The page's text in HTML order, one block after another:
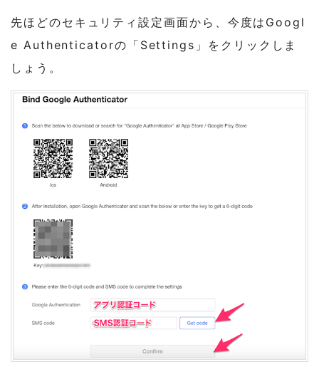
先ほどのセキュリティ設定画面から、今度はGoogl
e Authenticatorの「Settings」をクリックしま
しょう。